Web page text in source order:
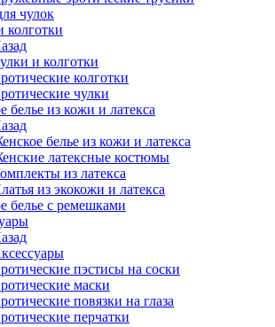
чулок
колготки
и колготки
колготки
чулки
белье из кожи и латекса
белье из кожи и латекса
латексные костюмы
из латекса
из экокожи и латекса
белье с ремешками
пэстисы на соски
маски
повязки на глаза
перчатки